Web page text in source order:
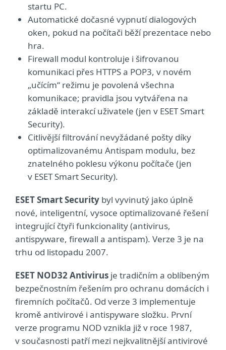
startu PC.
Automatické dočasné vypnutí dialogových
oken, pokud na počítači běží prezentace nebo
hra.
Firewall modul kontroluje i šifrovanou
komunikaci přes HTTPS a POP3, v novém
„učícím“ režimu je povolená všechna
komunikace; pravidla jsou vytvářena na
základě interakcí uživatele (jen v ESET Smart
Security).
Citlivější filtrování nevyžádané pošty díky
optimalizovanému Antispam modulu, bez
znatelného poklesu výkonu počítače (jen
v ESET Smart Security).
ESET Smart Security byl vyvinutý jako úplně
nové, inteligentní, vysoce optimalizované řešení
integrující čtyři funkcionality (antivirus,
antispyware, firewall a antispam). Verze 3 je na
trhu od listopadu 2007.
ESET NOD32 Antivirus je tradičním a oblíbeným
bezpečnostním řešením pro ochranu domácích i
firemních počítačů. Od verze 3 implementuje
kromě antivirové i antispyware složku. První
verze programu NOD vznikla již v roce 1987,
v současnosti patří mezi nejkvalitnější antivirové